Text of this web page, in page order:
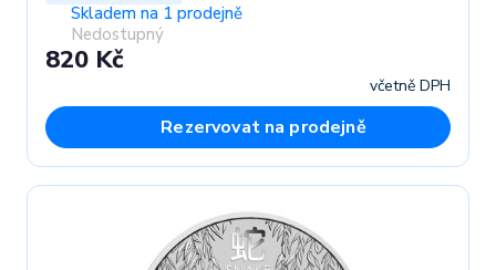
Skladem na 1 prodejně
Nedostupný
820 Kč
včetně DPH
Rezervovat na prodejně